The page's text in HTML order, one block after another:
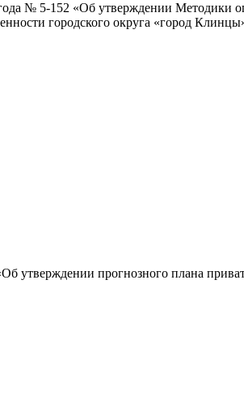
№ 5-152 «Об утверждении Методики
городского округа «город
утверждении прогнозного плана